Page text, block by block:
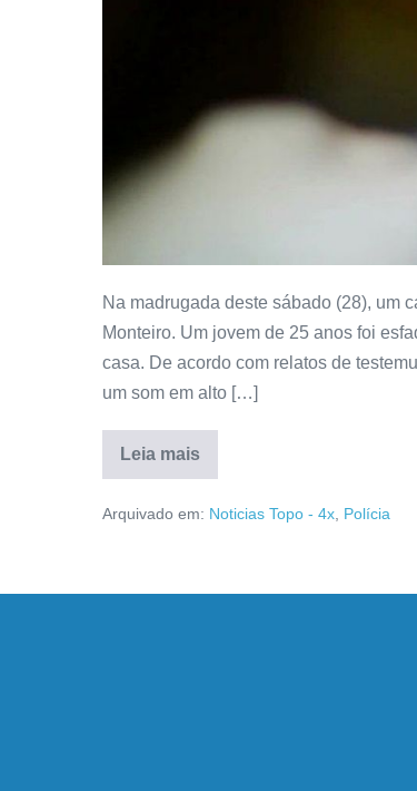
Na madrugada deste sábado (28), um
Monteiro. Um jovem de 25 anos foi
casa. De acordo com relatos de
um som em alto […]
Leia mais
Arquivado em: Noticias Topo - 4x, Polícia